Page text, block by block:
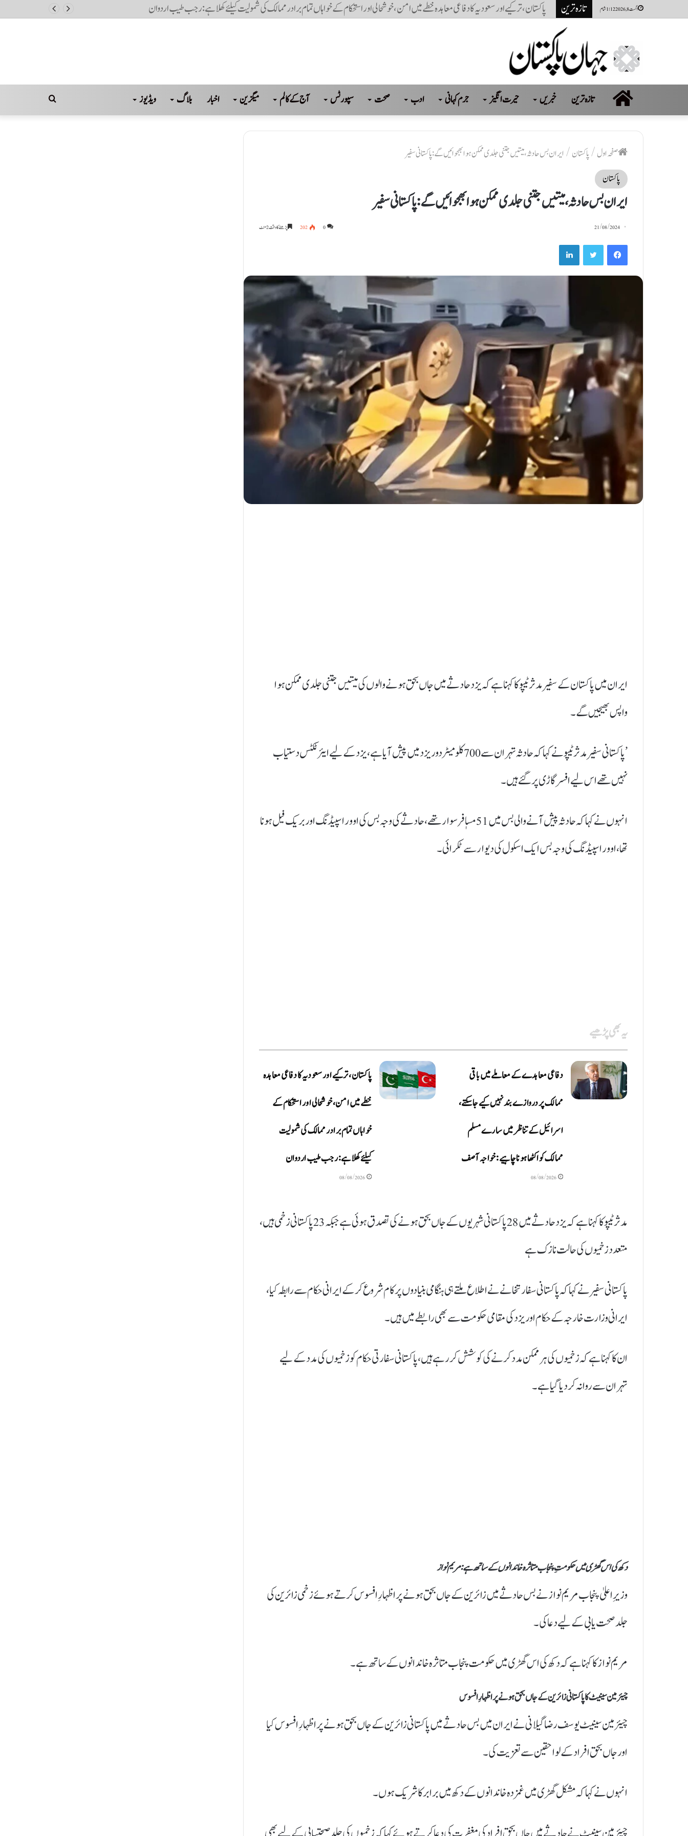
اگست 8, 2026 1:12 شام تازہ ترین پاکستان، ترکیے اور سعودیہ کا دفاعی معاہدہ علاقائی امن کیلئے مددگار ثابت ہوگا جس کے مثبت اثرات پورے خطے پر مرتب ہونگے: فیصل بن فرحان
صفحہ
اول
تازہ ترین خبریں حیرت انگیز جرم کہانی ادب صحت سپورٹس آج کے کالم میگزین اخبار بلاگ ویڈیوز Search
صفحہ اول /پاکستان / ایران بس حادثہ، میتیں جتنی جلدی ممکن ہوا بھجوائیں گے: پاکستانی سفیر
پاکستان
ایران بس حادثہ، میتیں جتنی جلدی ممکن ہوا بھجوائیں گے: پاکستانی سفیر
21/08/2024
0
202 پڑھنے کا وقت 2 منٹ
Facebook
Twitter
LinkedIn
ایران میں پاکستان کے سفیر مدثر ٹیپو کا کہنا ہے کہ یزد حادثے میں جاں بحق ہونے والوں کی میتیں جتنی جلدی ممکن ہوا
واپس بھیجیں گے۔
’پاکستانی سفیر مدثر ٹیپو نے کہا کہ حادثہ تہران سے 700 کلو میٹر دور یزد میں پیش آیا ہے، یزد کے لیے ایئر ٹکٹس دستیاب
نہیں تھے اس لیے افسر گاڑی پر گئے ہیں۔
انہوں نے کہا کہ حادثہ پیش آنے والی بس میں 51 مساٖفر سوار تھے، حادثے کی وجہ بس کی اوور اسپیڈنگ اور بریک فیل ہونا
تھا، اوور اسپیڈنگ کی وجہ بس ایک اسکول کی دیوار سے ٹکرائی۔
یہ بھی پڑھیے
دفاعی معاہدےکے معاملے میں باقی
ممالک پر دروازے بند نہیں کیے جاسکتے،
اسرائیل کے تناظر میں سارے مسلم
ممالک کو اکٹھا ہونا چاہیے: خواجہ آصف
08/08/2026
پاکستان، ترکیے اور سعودیہ کا دفاعی معاہدہ
خطے میں امن، خوشحالی اور استحکام کے
خواہاں تمام برادر ممالک کی شمولیت
کیلئےکھلا ہے: رجب طیب اردوان
08/08/2026
مدثر ٹیپو کا کہنا ہے کہ یزد حادثے میں 28 پاکستانی شہریوں کے جاں بحق ہونے کی تصدق ہوئی ہے جبکہ 23 پاکستانی زخمی ہیں،
متعدد زخمیوں کی حالت نازک ہے
پاکستانی سفیر نے کہا کہ پاکستانی سفارتخانے نے اطلاع ملتے ہی ہنگامی بنیادوں پر کام شروع کر کے ایرانی حکام سے رابطہ کیا،
ایرانی وزارت خارجہ کے حکام اور یزد کی مقامی حکومت سے بھی رابطے میں ہیں۔
ان کا کہنا ہے کہ زخمیوں کی ہر ممکن مدد کرنے کی کوشش کر رہے ہیں، پاکستانی سفارتی حکام کو زخمیوں کی مدد کے لیے
تہران سے روانہ کر دیا گیا ہے۔
دکھ کی اس گھڑی میں حکومتِ پنجاب متاثرہ خاندانوں کے ساتھ ہے: مریم نواز
وزیرِ اعلیٰ پنجاب مریم نواز نے بس حادثے میں زائرین کے جاں بحق ہونے پر اظہارِ افسوس کرتے ہوئے زخمی زائرین کی
جلد صحت یابی کے لیے دعا کی۔
مریم نواز کا کہنا ہے کہ دکھ کی اس گھڑی میں حکومت پنجاب متاثرہ خاندانوں کے ساتھ ہے۔
چیئرمین سینیٹ کا پاکستانی زائرین کے جاں بحق ہونے پر اظہارِ افسوس
چیئرمین سینیٹ یوسف رضا گیلانی نے ایران میں بس حادثے میں پاکستانی زائرین کے جاں بحق ہونے پر اظہارِ افسوس کیا
اور جاں بحق افراد کے لواحقین سے تعزیت کی۔
انہوں نے کہا کہ مشکل گھڑی میں غمزدہ خاندانوں کے دکھ میں برابر کا شریک ہوں۔